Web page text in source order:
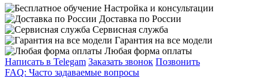
Настройка и консультации
Доставка по России
Сервисная служба
Гарантия на все модели
Любая форма оплаты
Написать в Telegam Заказать звонок Позвонить
FAQ: Часто задаваемые вопросы